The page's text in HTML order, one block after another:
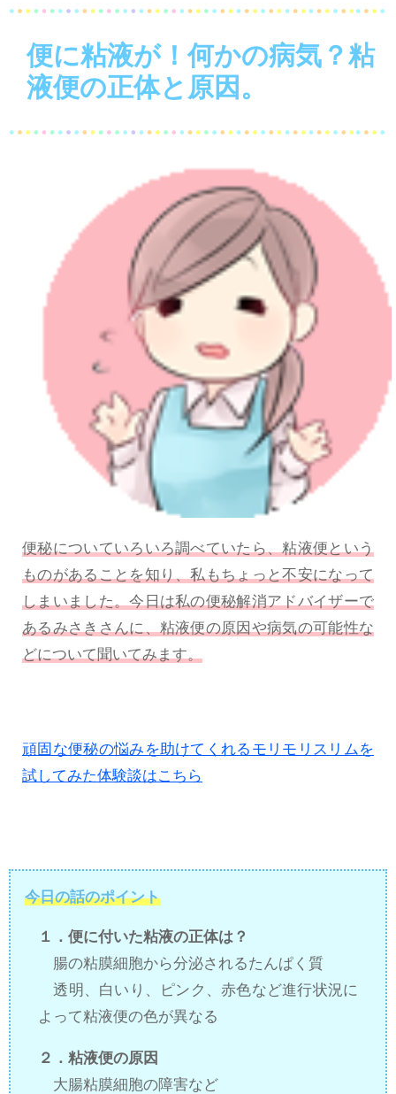
便に粘液が！何かの病気？粘
液便の正体と原因。
便秘についていろいろ調べていたら、粘液便という
ものがあることを知り、私もちょっと不安になって
しまいました。今日は私の便秘解消アドバイザーで
あるみさきさんに、粘液便の原因や病気の可能性な
どについて聞いてみます。
頑固な便秘の悩みを助けてくれるモリモリスリムを
試してみた体験談はこちら
今日の話のポイント
１．便に付いた粘液の正体は？
腸の粘膜細胞から分泌されるたんぱく質
透明、白いり、ピンク、赤色など進行状況に
よって粘液便の色が異なる
２．粘液便の原因
大腸粘膜細胞の障害など